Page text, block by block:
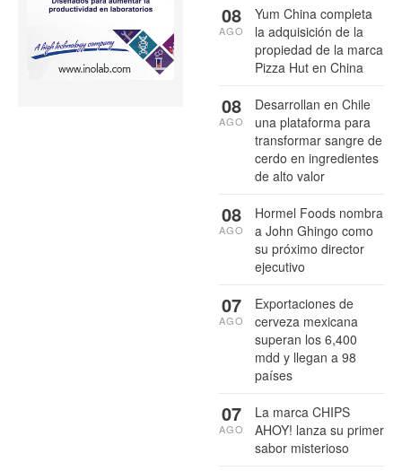
Yum China completa
la adquisición de la
propiedad de la marca
Pizza Hut en China
08
AGO
Desarrollan en Chile
una plataforma para
transformar sangre de
cerdo en ingredientes
de alto valor
08
AGO
Hormel Foods nombra
a John Ghingo como
su próximo director
ejecutivo
08
AGO
Exportaciones de
cerveza mexicana
superan los 6,400
mdd y llegan a 98
países
07
AGO
La marca CHIPS
AHOY! lanza su primer
sabor misterioso
07
AGO